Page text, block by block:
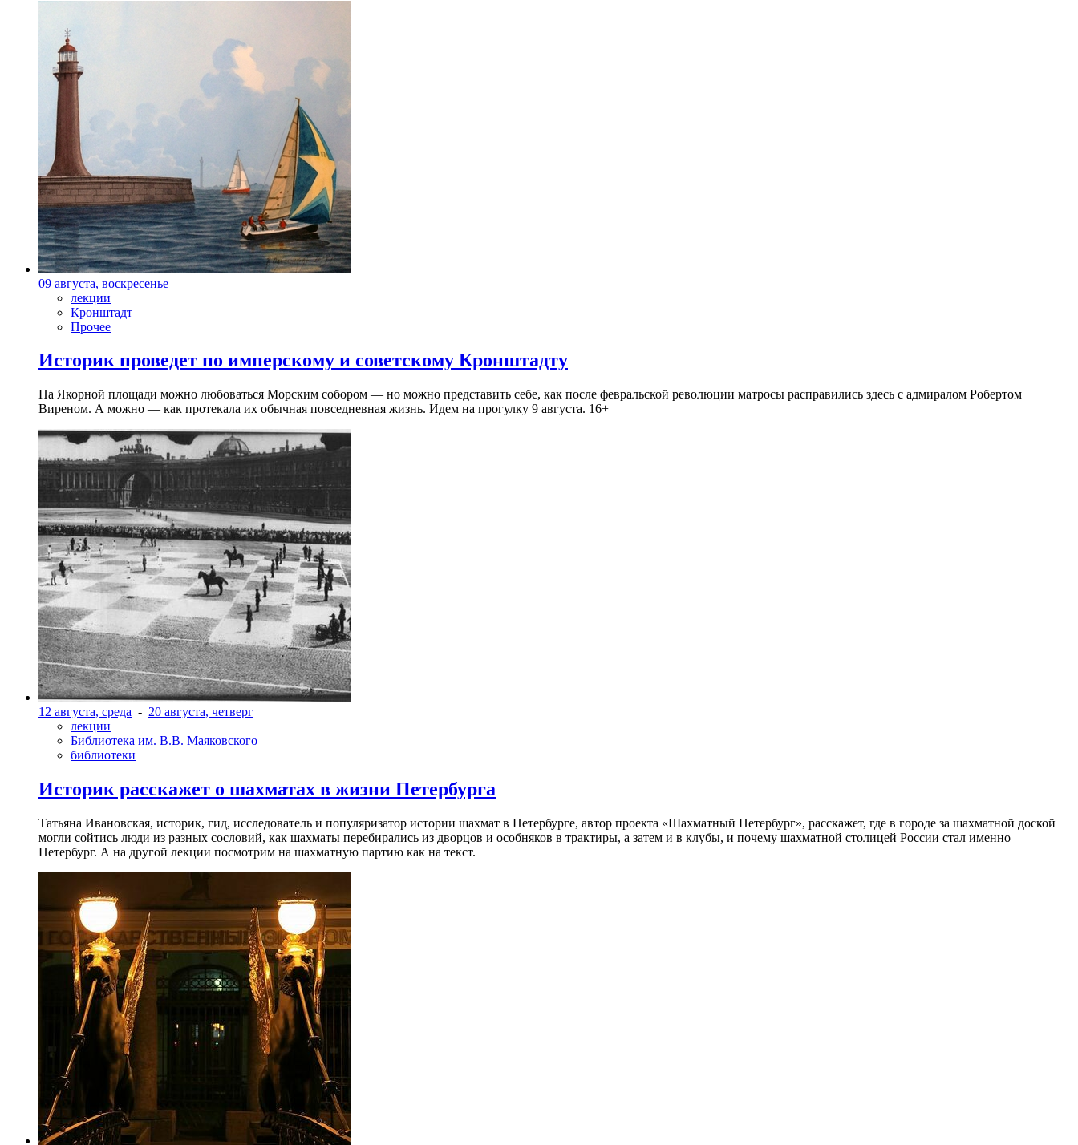
09 августа, воскресенье
лекции
Кронштадт
Прочее
Историк проведет по имперскому и советскому Кронштадту
На Якорной площади можно любоваться Морским собором — но можно представить себе, как после февральской революции матросы расправились здесь с адмиралом Робертом
Виреном. А можно — как протекала их обычная повседневная жизнь. Идем на прогулку 9 августа. 16+
12 августа, среда - 20 августа, четверг
лекции
Библиотека им. В.В. Маяковского
библиотеки
Историк расскажет о шахматах в жизни Петербурга
Татьяна Ивановская, историк, гид, исследователь и популяризатор истории шахмат в Петербурге, автор проекта «Шахматный Петербург», расскажет, где в городе за шахматной доской
могли сойтись люди из разных сословий, как шахматы перебирались из дворцов и особняков в трактиры, а затем и в клубы, и почему шахматной столицей России стал именно
Петербург. А на другой лекции посмотрим на шахматную партию как на текст.